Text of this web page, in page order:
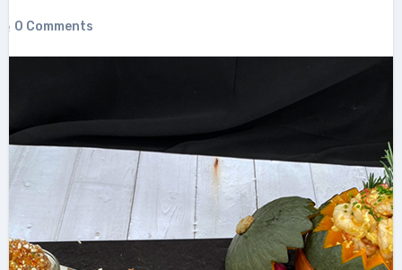
0 Comments